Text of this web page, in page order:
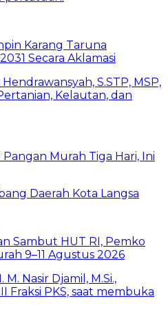
Karang Taruna
Secara Aklamasi
Murah Tiga Hari, Ini
Sambut HUT RI, Pemko
9–11 Agustus 2026